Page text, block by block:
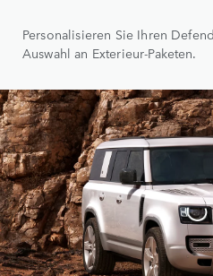
Personalisieren Sie Ihren
Auswahl an Exterieur-Paketen.